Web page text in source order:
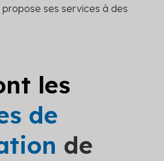
ses services à des
les
de
de